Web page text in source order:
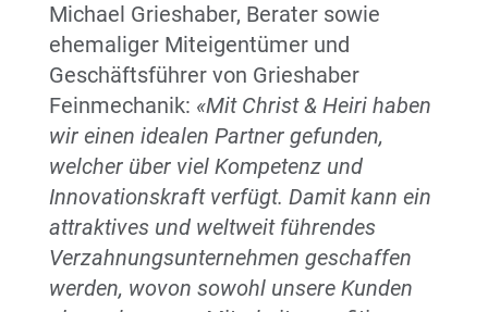
Michael Grieshaber, Berater sowie
ehemaliger Miteigentümer und
Geschäftsführer von Grieshaber
Feinmechanik: «Mit Christ & Heiri haben
wir einen idealen Partner gefunden,
welcher über viel Kompetenz und
Innovationskraft verfügt. Damit kann ein
attraktives und weltweit führendes
Verzahnungsunternehmen geschaffen
werden, wovon sowohl unsere Kunden